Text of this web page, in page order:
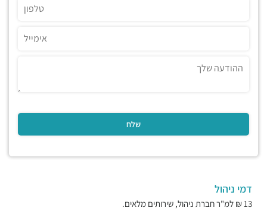
דמי ניהול
13 ₪ למ"ר חברת ניהול, שירותים מלאים.